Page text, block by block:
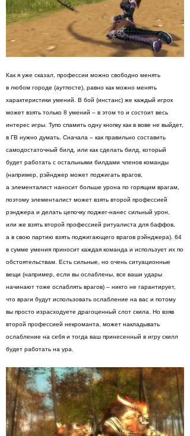
Как я уже сказал, профессии можно свободно менять
в любом городе (аутпосте), равно как можно менять
характеристики умений. В бой (инстанс) же каждый игрок
может взять только 8 умений – в этом то и состоит весь
интерес игры. Тупо спамить одну кнопку как в вове не выйдет,
в ГВ нужно думать. Сначала – как правильно составить
самодостаточный билд, или как сделать билд, который
будет работать с остальными билдами членов команды
(например, рэйнджер может поджигать врагов,
а элементалист наносит больше урона по горящим врагам,
поэтому элементалист может взять второй профессией
рэнджера и делать цепочку поджег-нанес сильный урон,
или же взять второй профессией ритуалиста для баффов,
а в свою партию взять поджигающего врагов рэйнджера). 64
в сумме умения приносит каждая команда и использует их по
обстоятельствам. Есть сильные, но очень ситуационные
вещи (например, если вы ослаблены, все ваши удары
начинают тоже ослаблять врагов) – никто не гарантирует,
что враги будут использовать ослабление на вас и потому
вы просто израсходуете драгоценный слот скила. Но взяв
второй профессией некроманта, может накладывать
ослабление на себя и тогда ваш принесенный в игру скилл
будет работать на ура.